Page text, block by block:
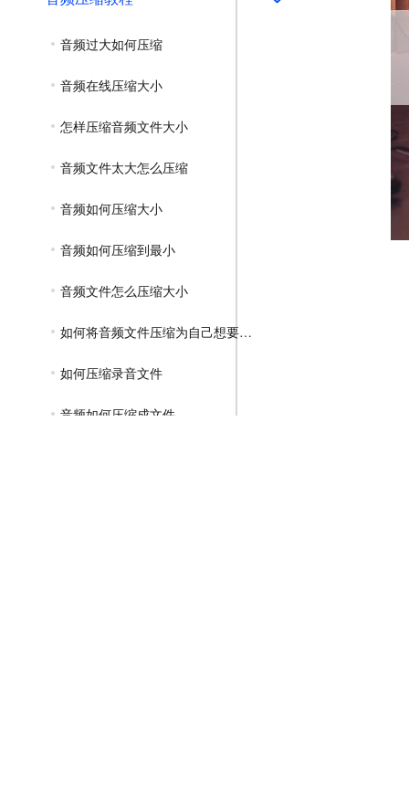
音频过大如何压缩
音频在线压缩大小
怎样压缩音频文件大小
音频文件太大怎么压缩
音频如何压缩大小
音频如何压缩到最小
音频文件怎么压缩大小
如何将音频文件压缩为自己想要的大小
如何压缩录音文件
音频如何压缩成文件